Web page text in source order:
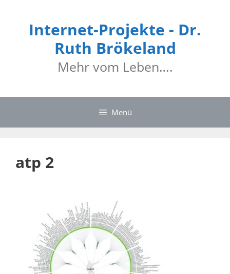
Internet-Projekte - Dr.
Ruth Brökeland
Mehr vom Leben….
Menü
atp 2